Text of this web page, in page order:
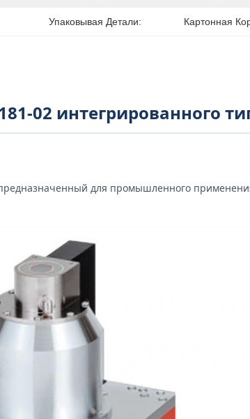
Упаковывая Детали: Картонная
02 интегрированного
для промышленного